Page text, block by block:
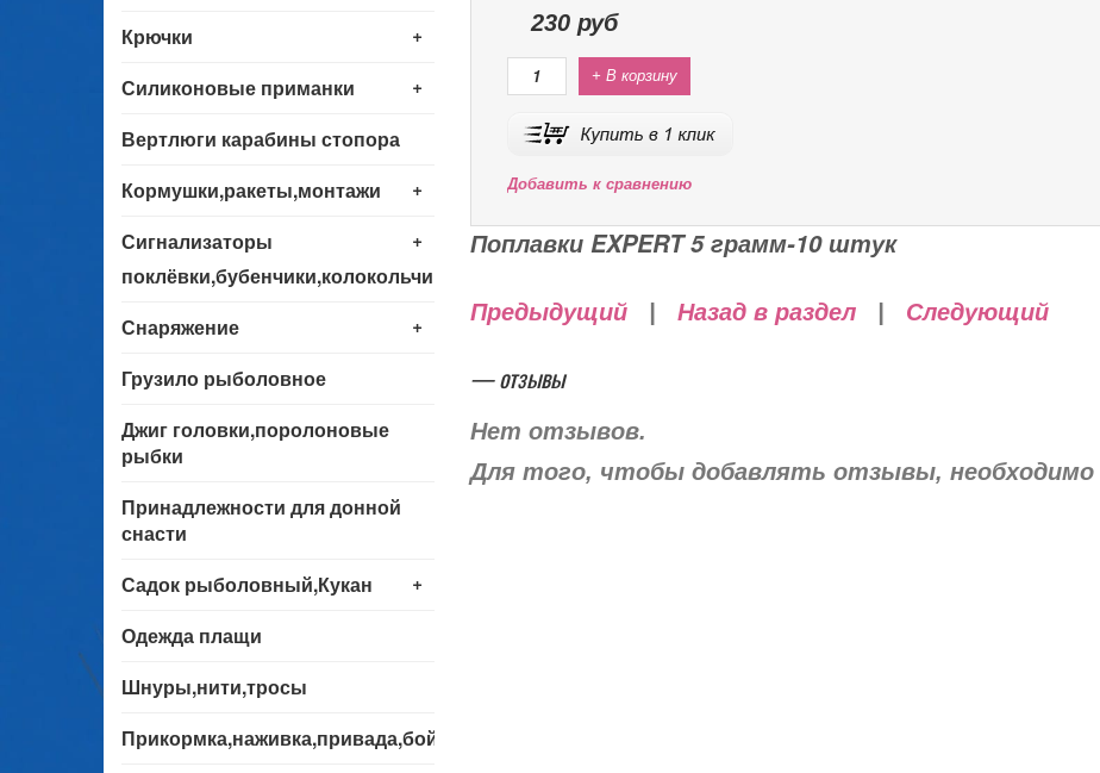
+
Крючки
+
Силиконовые приманки
Вертлюги карабины стопора
+
Кормушки,ракеты,монтажи
+
Сигнализаторы
поклёвки,бубенчики,колокольчики
+
Снаряжение
Грузило рыболовное
Джиг головки,поролоновые
рыбки
Принадлежности для донной
снасти
+
Садок рыболовный,Кукан
Одежда плащи
Шнуры,нити,тросы
Прикормка,наживка,привада,бойла
230руб
+ В корзину
Добавить к сравнению
Поплавки EXPERT 5 грамм-10 штук
Предыдущий| Назад в раздел| Следующий
— отзывы
Нет отзывов.
Для того, чтобы добавлять отзывы, необходимо